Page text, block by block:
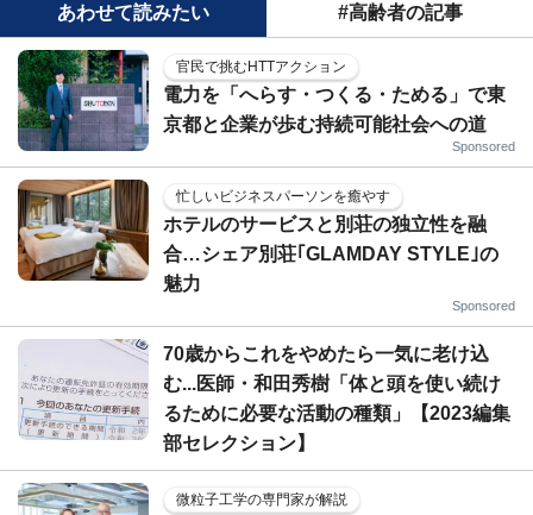
あわせて読みたい #高齢者の記事
官民で挑むHTTアクション
電力を「へらす・つくる・ためる」で東
京都と企業が歩む持続可能社会への道
Sponsored
忙しいビジネスパーソンを癒やす
ホテルのサービスと別荘の独立性を融
合…シェア別荘｢GLAMDAY STYLE｣の
魅力
Sponsored
70歳からこれをやめたら一気に老け込
む...医師・和田秀樹「体と頭を使い続け
るために必要な活動の種類」【2023編集
部セレクション】
微粒子工学の専門家が解説